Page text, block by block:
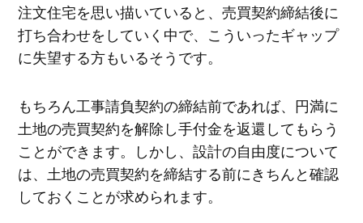
注文住宅を思い描いていると、売買契約締結後に
打ち合わせをしていく中で、こういったギャップ
に失望する方もいるそうです。
もちろん工事請負契約の締結前であれば、円満に
土地の売買契約を解除し手付金を返還してもらう
ことができます。しかし、設計の自由度について
は、土地の売買契約を締結する前にきちんと確認
しておくことが求められます。